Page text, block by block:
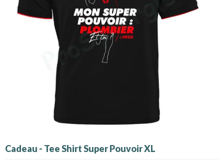
Cadeau - Tee Shirt Super Pouvoir XL